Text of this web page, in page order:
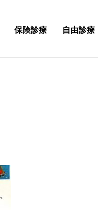
保険診療 自由診療